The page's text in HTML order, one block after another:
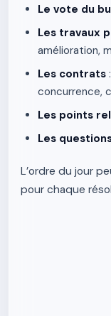
Le vote du
Les travaux
amélioration,
Les contrats
concurrence,
Les points
Les
L’ordre du jour
pour chaque